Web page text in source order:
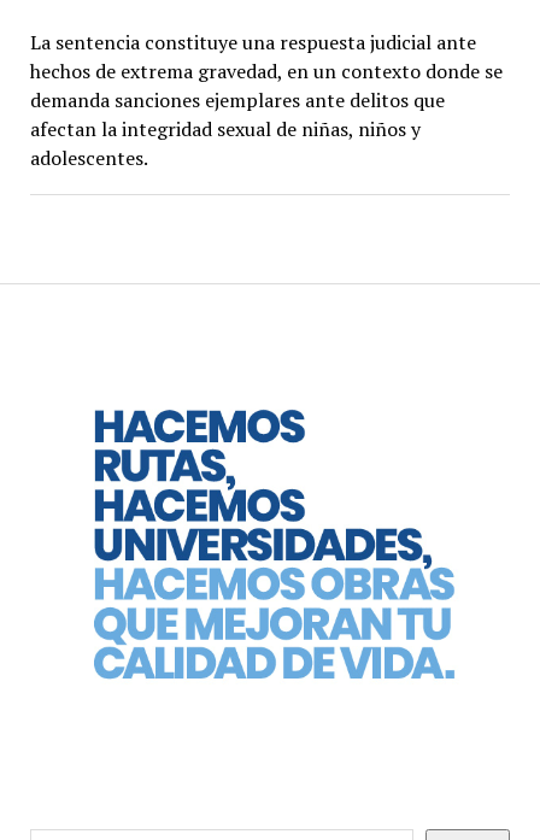
La sentencia constituye una respuesta judicial ante
hechos de extrema gravedad, en un contexto donde se
demanda sanciones ejemplares ante delitos que
afectan la integridad sexual de niñas, niños y
adolescentes.